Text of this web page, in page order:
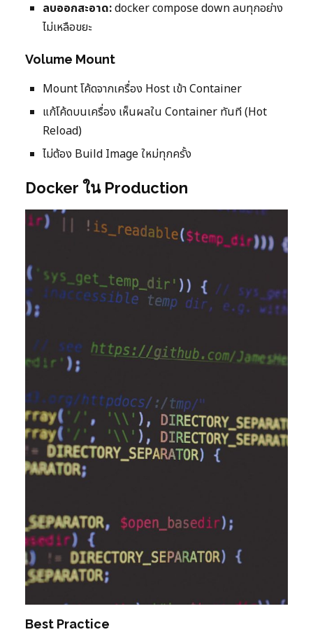
ลบออกสะอาด:docker compose down ลบทุกอย่าง
ไม่เหลือขยะ
Volume Mount
Mount โค้ดจากเครื่อง Host เข้า Container
แก้โค้ดบนเครื่อง เห็นผลใน Container ทันที (Hot
Reload)
ไม่ต้อง Build Image ใหม่ทุกครั้ง
Docker ใน Production
Best Practice